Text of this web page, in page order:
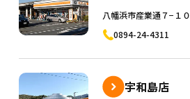
八幡浜市産業通７−１０
0894-24-4311
宇和島店